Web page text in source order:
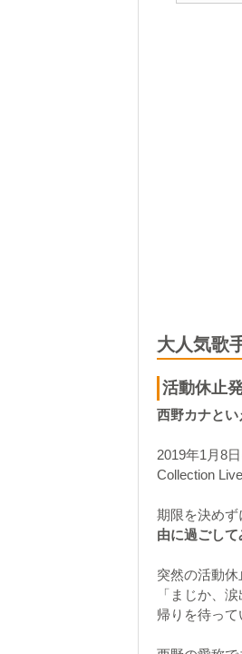
大人気歌
活動休止
西野カナとい
2019年1月8
Collection
期限を決めず
由に過ごして
突然の活動
「まじか、
帰りを待って